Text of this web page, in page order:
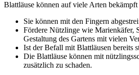
Blattläuse können auf viele Arten
Sie können mit den Fingern
Fördere Nützlinge wie Marienkäfer,
Gestaltung des Gartens mit vielen
Ist der Befall mit Blattläusen bereits
Die Blattläuse können mit
zusätzlich zu schaden.